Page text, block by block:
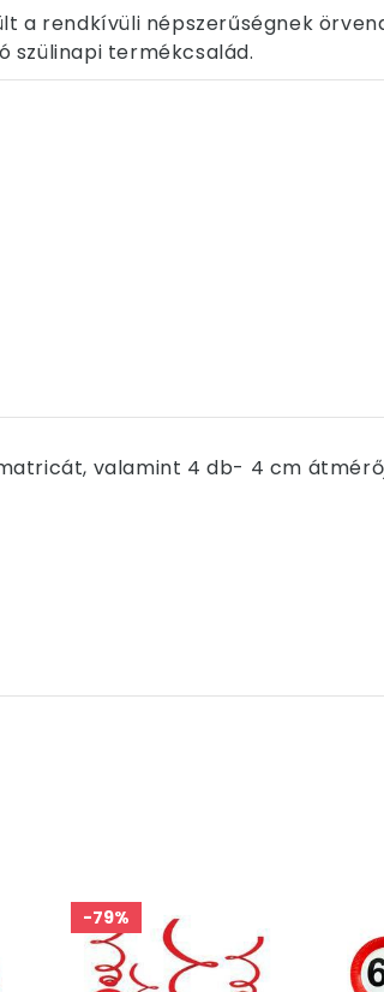
a rendkívüli népszerűségnek
szülinapi termékcsalád.
valamint 4 db- 4 cm
-79%